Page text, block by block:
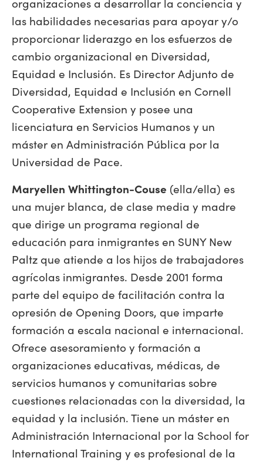
las habilidades necesarias para apoyar y/o
proporcionar liderazgo en los esfuerzos de
cambio organizacional en Diversidad,
Equidad e Inclusión. Es Director Adjunto de
Diversidad, Equidad e Inclusión en Cornell
Cooperative Extension y posee una
licenciatura en Servicios Humanos y un
máster en Administración Pública por la
Universidad de Pace.
Maryellen Whittington-Couse (ella/ella) es
una mujer blanca, de clase media y madre
que dirige un programa regional de
educación para inmigrantes en SUNY New
Paltz que atiende a los hijos de trabajadores
agrícolas inmigrantes. Desde 2001 forma
parte del equipo de facilitación contra la
opresión de Opening Doors, que imparte
formación a escala nacional e internacional.
Ofrece asesoramiento y formación a
organizaciones educativas, médicas, de
servicios humanos y comunitarias sobre
cuestiones relacionadas con la diversidad, la
equidad y la inclusión. Tiene un máster en
Administración Internacional por la School for
International Training y es profesional de la